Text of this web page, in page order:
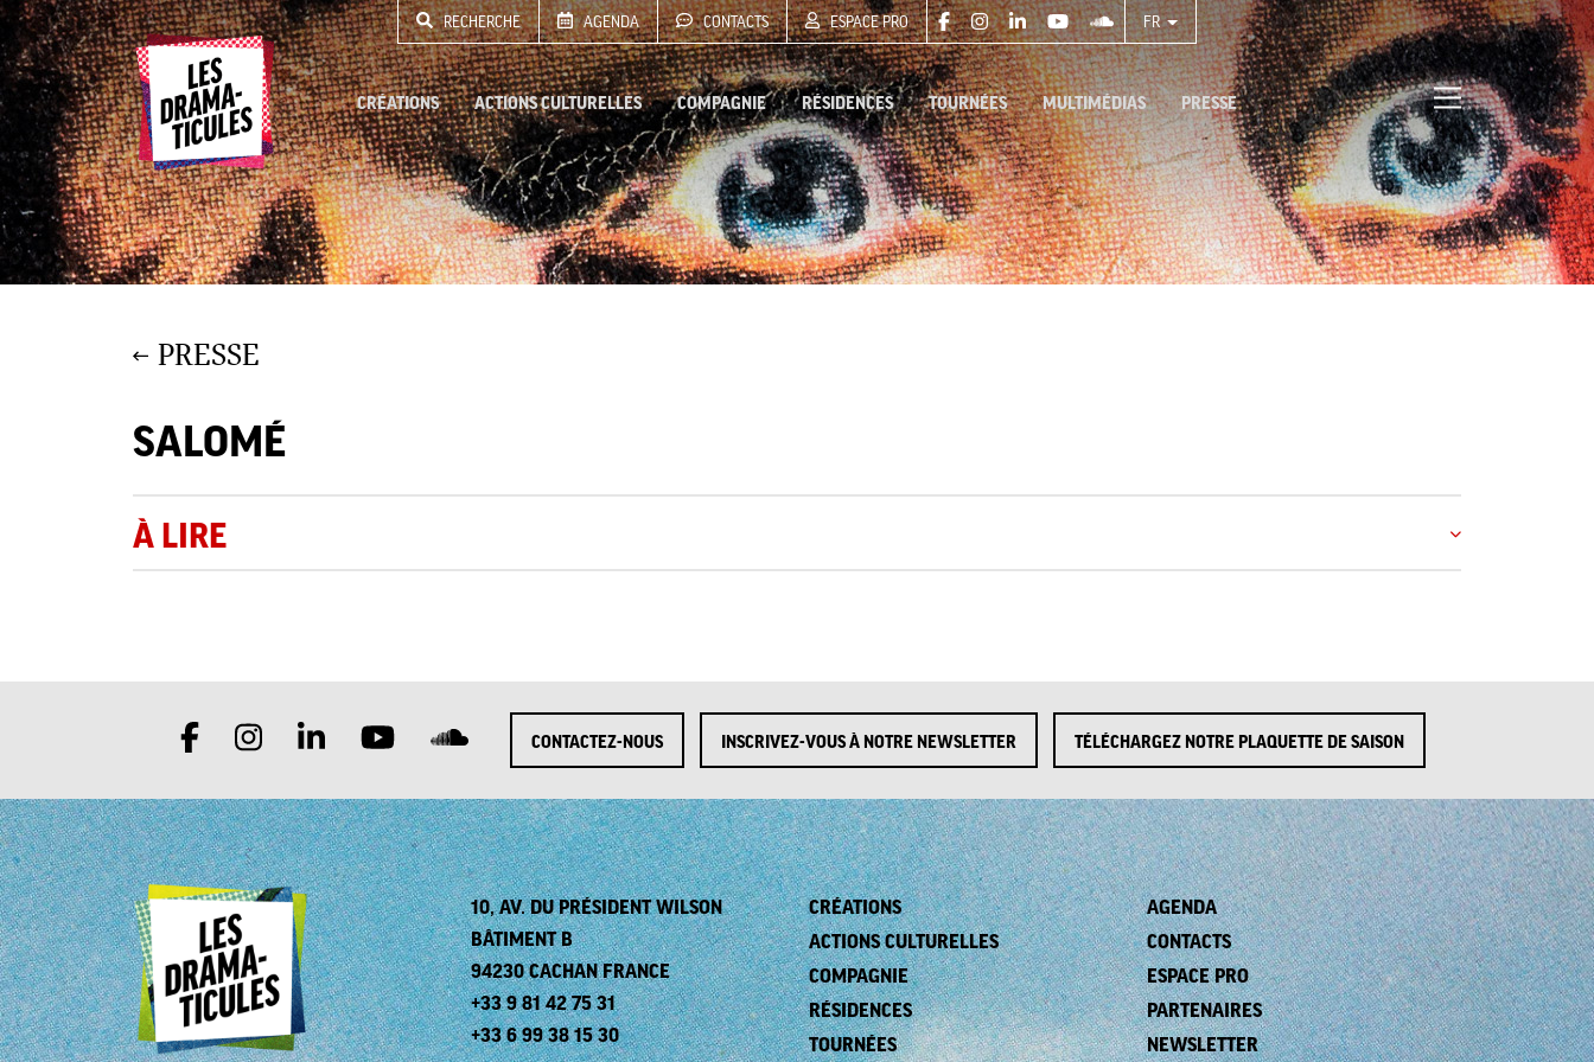
RECHERCHE AGENDA CONTACTS ESPACE PRO FR
CRÉATIONS ACTIONS CULTURELLES COMPAGNIE RÉSIDENCES TOURNÉES MULTIMÉDIAS PRESSE
PRESSE
SALOMÉ
À LIRE
CONTACTEZ-NOUS INSCRIVEZ-VOUS À NOTRE NEWSLETTER TÉLÉCHARGEZ NOTRE PLAQUETTE DE SAISON
10, AV. DU PRÉSIDENT WILSON
BÂTIMENT B
94230 CACHAN FRANCE
+33 9 81 42 75 31
+33 6 99 38 15 30
CRÉATIONS
ACTIONS CULTURELLES
COMPAGNIE
RÉSIDENCES
TOURNÉES
AGENDA
CONTACTS
ESPACE PRO
PARTENAIRES
NEWSLETTER